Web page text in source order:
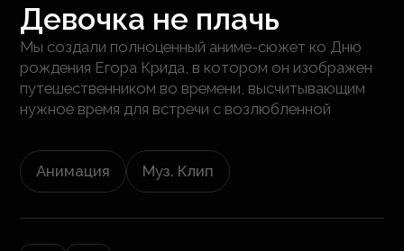
Девочка не плачь
Мы создали полноценный аниме-сюжет ко Дню
рождения Егора Крида, в котором он изображен
путешественником во времени, высчитывающим
нужное время для встречи с возлюбленной
Анимация Муз. Клип